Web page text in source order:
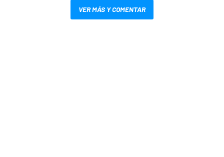
VER MÁS Y COMENTAR